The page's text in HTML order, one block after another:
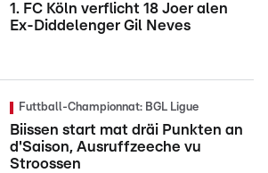
1. FC Köln verflicht 18 Joer alen
Ex-Diddelenger Gil Neves
Futtball-Championnat: BGL Ligue
Biissen start mat dräi Punkten an
d'Saison, Ausruffzeeche vu
Stroossen